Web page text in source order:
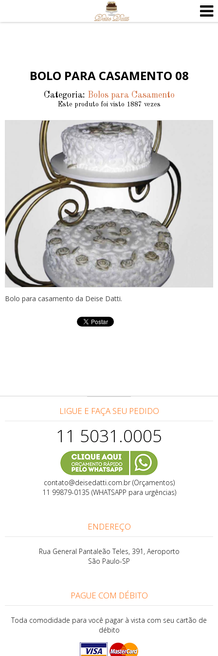
BOLO PARA CASAMENTO 08
Categoria: Bolos para Casamento
Este produto foi visto 1887 vezes
Bolo para casamento da Deise Datti.
LIGUE E FAÇA SEU PEDIDO
11 5031.0005
contato@deisedatti.com.br (Orçamentos)
11 99879-0135 (WHATSAPP para urgências)
ENDEREÇO
Rua General Pantaleão Teles, 391, Aeroporto
São Paulo-SP
PAGUE COM DÉBITO
Toda comodidade para você pagar à vista com seu cartão de
débito